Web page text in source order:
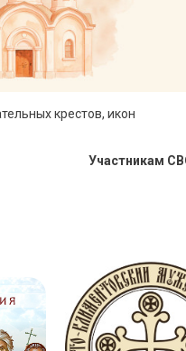
крестов, икон
Участникам